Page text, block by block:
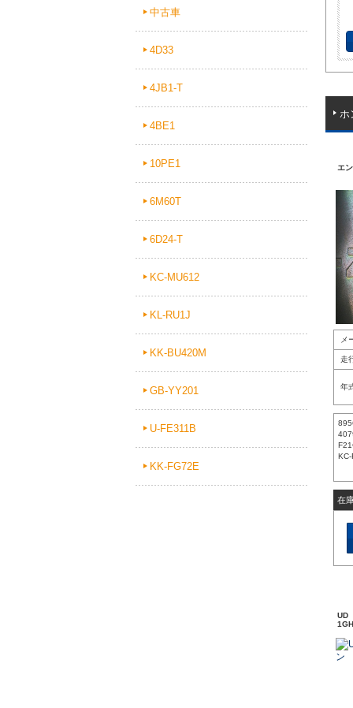
中古車
4D33
4JB1-T
4BE1
10PE1
6M60T
6D24-T
KC-MU612
KL-RU1J
KK-BU420M
GB-YY201
U-FE311B
KK-FG72E
ホ
エ
メ
走
年
KC-
在
UD